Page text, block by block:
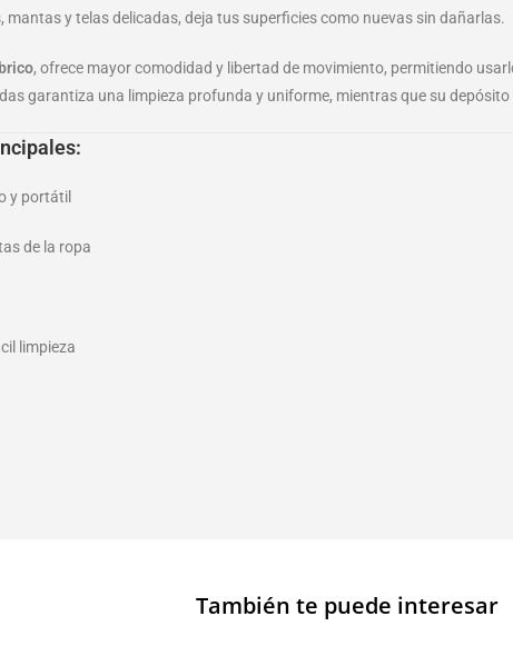
mantas y telas delicadas, deja tus superficies como nuevas sin dañarlas.
, ofrece mayor comodidad y libertad de movimiento, permitiendo
garantiza una limpieza profunda y uniforme, mientras que su
y portátil
de la ropa
limpieza
También te puede interesar